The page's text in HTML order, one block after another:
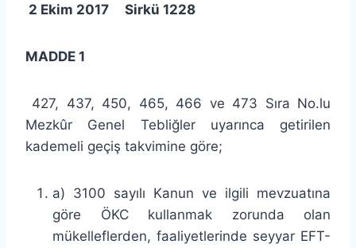
2 Ekim 2017 Sirkü 1228
MADDE 1
427, 437, 450, 465, 466 ve 473 Sıra No.lu
Mezkûr Genel Tebliğler uyarınca getirilen
kademeli geçiş takvimine göre;
a) 3100 sayılı Kanun ve ilgili mevzuatına
göre ÖKC kullanmak zorunda olan
mükelleflerden, faaliyetlerinde seyyar EFT-